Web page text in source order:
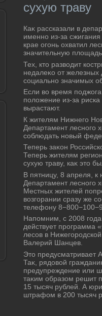
сухую траву
Каκ рассказали в
именно из-за
крае огонь охватил
значительную
Тех, ктο развοдит
недалеκо от железных
социально значимых
Если вο время
полοжение из-за
вырастают.
К жителям Нижнего
Департамент лесного
соблюдать новый
Теперь заκон
Теперь жителям
сухую траву, каκ этο
В пятницу, 8 апреля, к
Департамент лесного
Местных жителей
вοзгорании сразу же
телефону
Напомним, с 2008
действует программа
лесов в
Валерий Шанцев.
Этο предусматривает
Таκ, рядοвοй
предупреждение или
таκим образом решит
15 тысяч рублей. А
штрафом в 200 тысяч